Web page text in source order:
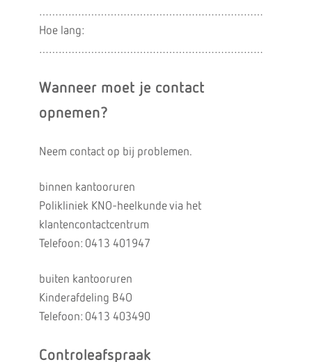
……………………………………………………………
Hoe lang:
……………………………………………………………
Wanneer moet je contact
opnemen?
Neem contact op bij problemen.
binnen kantooruren
Polikliniek KNO-heelkunde via het
klantencontactcentrum
Telefoon: 0413 401947
buiten kantooruren
Kinderafdeling B4O
Telefoon: 0413 403490
Controleafspraak